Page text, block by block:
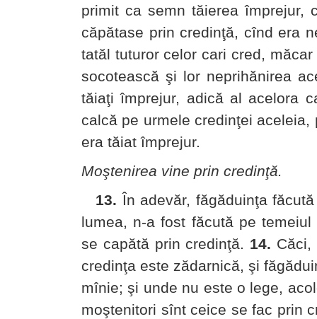
primit ca semn tăierea împrejur,
căpătase prin credinţă, cînd era
tatăl tuturor celor cari cred,
socotească şi lor neprihănirea
tăiaţi împrejur, adică al acelora
calcă pe urmele credinţei
era tăiat împrejur.
Moştenirea vine prin credinţă.
13. În adevăr, făgăduinţa
lumea, n-a fost făcută pe
se capătă prin credinţă. 14. Căci,
credinţa este zădarnică, şi
mînie; şi unde nu este o lege,
moştenitori sînt ceice se fac prin